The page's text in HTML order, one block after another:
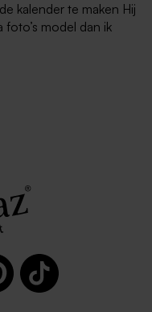
kalender te maken Hij
foto’s model dan ik